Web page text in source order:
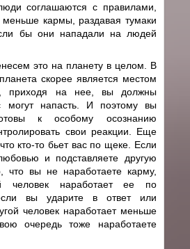
соглашаются с правилами,
кармы, раздавая тумаки
бы они нападали на людей
это на планету в целом. В
скорее является местом
приходя на нее, вы должны
могут напасть. И поэтому вы
к особому осознанию
свои реакции. Еще
кто-то бьет вас по щеке. Если
и подставляете другую
что вы не наработаете карму,
человек наработает ее по
вы ударите в ответ или
человек наработает меньше
очередь тоже наработаете